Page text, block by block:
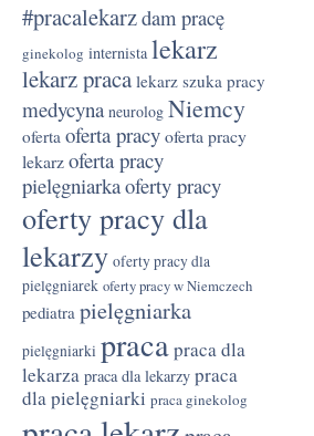
#pracalekarzdam pracę
ginekolog internista lekarz
lekarz praca lekarz szuka pracy
medycyna neurolog Niemcy
oferta oferta pracyoferta pracy
lekarzoferta pracy
pielęgniarkaoferty pracy
oferty pracy dla
lekarzy oferty pracy dla
pielęgniarek oferty pracy w Niemczech
pediatra pielęgniarka
pielęgniarki pracapraca dla
lekarza praca dla lekarzy praca
dla pielęgniarki praca ginekolog